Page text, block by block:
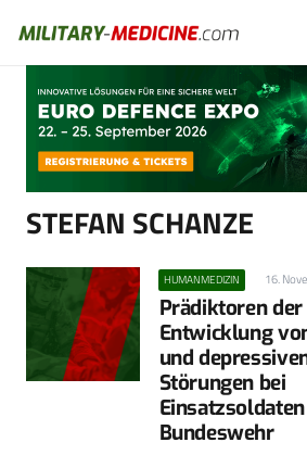
Anzeige
STEFAN SCHANZE
HUMANMEDIZIN 16.
Prädiktoren der
Entwicklung
und
Störungen bei
Bundeswehr